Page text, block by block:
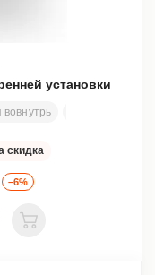
установки
вовнутрь
скидка
–6%
В корзину